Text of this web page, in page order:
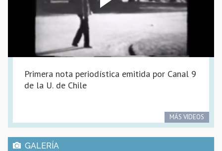
Primera nota periodística emitida por Canal 9
de la U. de Chile
MÁS VIDEOS
GALERÍA